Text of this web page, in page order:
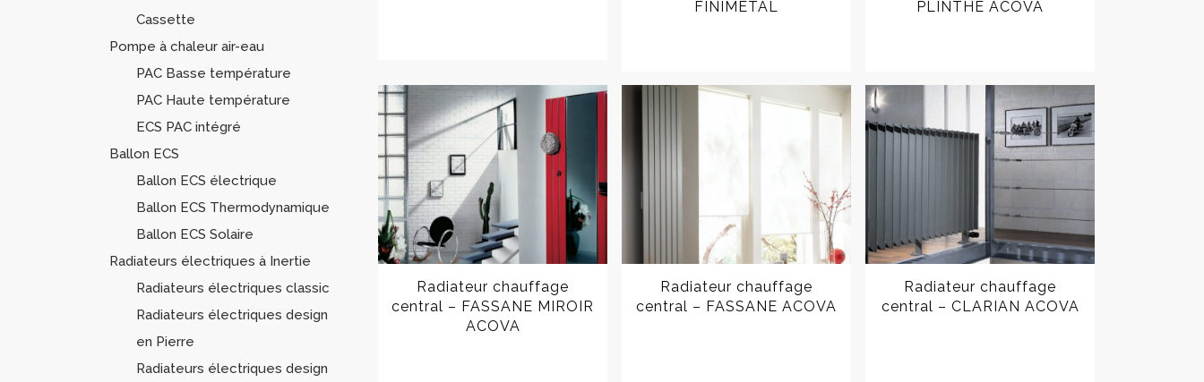
Cassette
Pompe à chaleur air-eau
PAC Basse température
PAC Haute température
ECS PAC intégré
Ballon ECS
Ballon ECS électrique
Ballon ECS Thermodynamique
Ballon ECS Solaire
Radiateurs électriques à Inertie
Radiateurs électriques classic
Radiateurs électriques design
en Pierre
Radiateurs électriques design
FINIMETAL
PLINTHE ACOVA
Radiateur chauffage
central – FASSANE MIROIR
ACOVA
Radiateur chauffage
central – FASSANE ACOVA
Radiateur chauffage
central – CLARIAN ACOVA